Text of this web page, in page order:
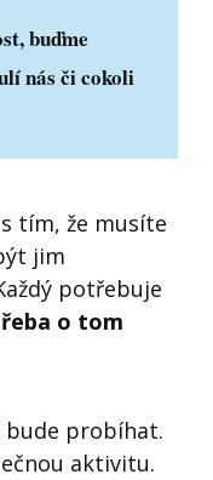
buďme
nás či cokoli
s tím, že musíte
jim
potřebuje
o tom
bude probíhat.
aktivitu.